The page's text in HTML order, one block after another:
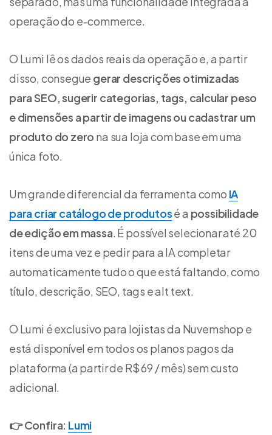
operação do e-commerce.
O Lumi lê os dados reais da operação e, a partir
disso, consegue gerar descrições otimizadas
para SEO, sugerir categorias, tags, calcular peso
e dimensões a partir de imagens ou cadastrar um
produto do zero na sua loja com base em uma
única foto.
Um grande diferencial da ferramenta como IA
para criar catálogo de produtosé a possibilidade
de edição em massa. É possível selecionar até 20
itens de uma vez e pedir para a IA completar
automaticamente tudo o que está faltando, como
título, descrição, SEO, tags e alt text.
O Lumi é exclusivo para lojistas da Nuvemshop e
está disponível em todos os planos pagos da
plataforma (a partir de R$ 69 / mês) sem custo
adicional.
👉 Confira: Lumi